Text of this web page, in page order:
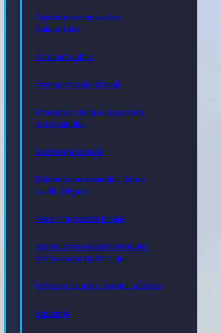
Colectarea deșeurilor.
Salubritate
Iluminat public
Transport public local
Protecție civilă și siguranța
cetățeanului
Asistență socială
Evidența persoanelor. Stare
civilă. Alegeri
Taxe și impozite locale
Administrarea patrimoniului.
Amenajarea teritoriului
Infrastructură și servicii publice
Educație